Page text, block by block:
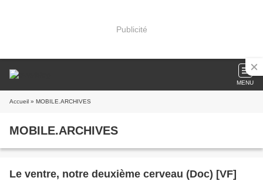
Publicité
MENU
Accueil » MOBILE.ARCHIVES
MOBILE.ARCHIVES
Le ventre, notre deuxième cerveau (Doc) [VF]